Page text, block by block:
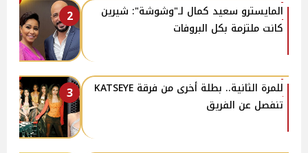
2
المايسترو سعيد كمال لـ"وشوشة": شيرين
كانت ملتزمة بكل البروفات
3
للمرة الثانية.. بطلة أخرى من فرقة KATSEYE
تنفصل عن الفريق